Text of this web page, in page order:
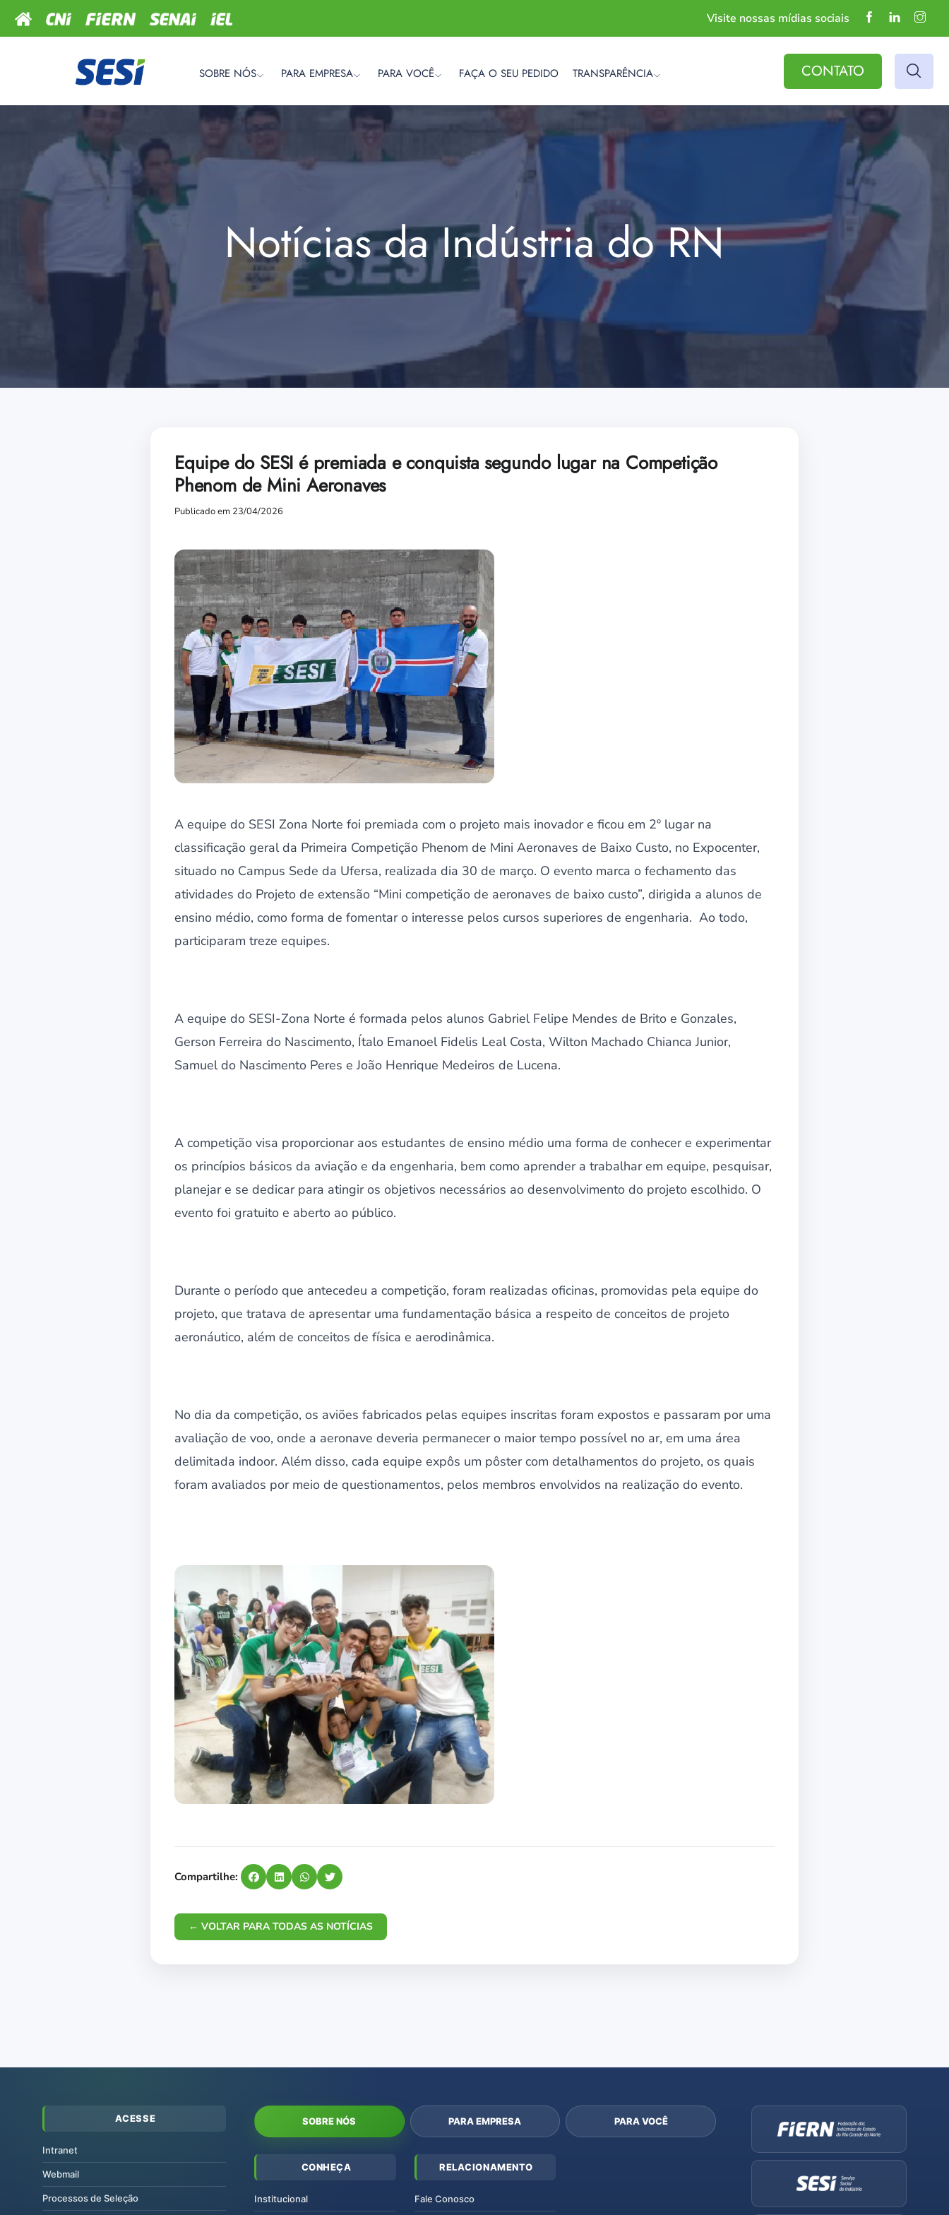
Visite nossas mídias sociais
SOBRE NÓS PARA EMPRESA PARA VOCÊ FAÇA O SEU PEDIDO TRANSPARÊNCIA CONTATO
Notícias da Indústria do RN
Equipe do SESI é premiada e conquista segundo lugar na Competição
Phenom de Mini Aeronaves
Publicado em 23/04/2026
A equipe do SESI Zona Norte foi premiada com o projeto mais inovador e ficou em 2º lugar na
classificação geral da Primeira Competição Phenom de Mini Aeronaves de Baixo Custo, no Expocenter,
situado no Campus Sede da Ufersa, realizada dia 30 de março. O evento marca o fechamento das
atividades do Projeto de extensão “Mini competição de aeronaves de baixo custo”, dirigida a alunos de
ensino médio, como forma de fomentar o interesse pelos cursos superiores de engenharia. Ao todo,
participaram treze equipes.
A equipe do SESI-Zona Norte é formada pelos alunos Gabriel Felipe Mendes de Brito e Gonzales,
Gerson Ferreira do Nascimento, Ítalo Emanoel Fidelis Leal Costa, Wilton Machado Chianca Junior,
Samuel do Nascimento Peres e João Henrique Medeiros de Lucena.
A competição visa proporcionar aos estudantes de ensino médio uma forma de conhecer e experimentar
os princípios básicos da aviação e da engenharia, bem como aprender a trabalhar em equipe, pesquisar,
planejar e se dedicar para atingir os objetivos necessários ao desenvolvimento do projeto escolhido. O
evento foi gratuito e aberto ao público.
Durante o período que antecedeu a competição, foram realizadas oficinas, promovidas pela equipe do
projeto, que tratava de apresentar uma fundamentação básica a respeito de conceitos de projeto
aeronáutico, além de conceitos de física e aerodinâmica.
No dia da competição, os aviões fabricados pelas equipes inscritas foram expostos e passaram por uma
avaliação de voo, onde a aeronave deveria permanecer o maior tempo possível no ar, em uma área
delimitada indoor. Além disso, cada equipe expôs um pôster com detalhamentos do projeto, os quais
foram avaliados por meio de questionamentos, pelos membros envolvidos na realização do evento.
Compartilhe:
← VOLTAR PARA TODAS AS NOTÍCIAS
ACESSE
Intranet
Webmail
Processos de Seleção
SOBRE NÓS PARA EMPRESA PARA VOCÊ
CONHEÇA
Institucional
RELACIONAMENTO
Fale Conosco